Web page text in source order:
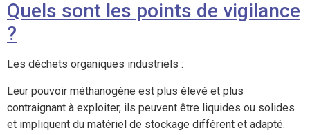
Quels sont les points de vigilance
?
Les déchets organiques industriels :
Leur pouvoir méthanogène est plus élevé et plus
contraignant à exploiter, ils peuvent être liquides ou solides
et impliquent du matériel de stockage différent et adapté.